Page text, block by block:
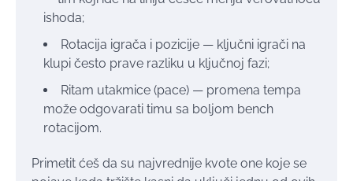
ishoda;
Rotacija igrača i pozicije — ključni igrači na
klupi često prave razliku u ključnoj fazi;
Ritam utakmice (pace) — promena tempa
može odgovarati timu sa boljom bench
rotacijom.
Primetit ćeš da su najvrednije kvote one koje se